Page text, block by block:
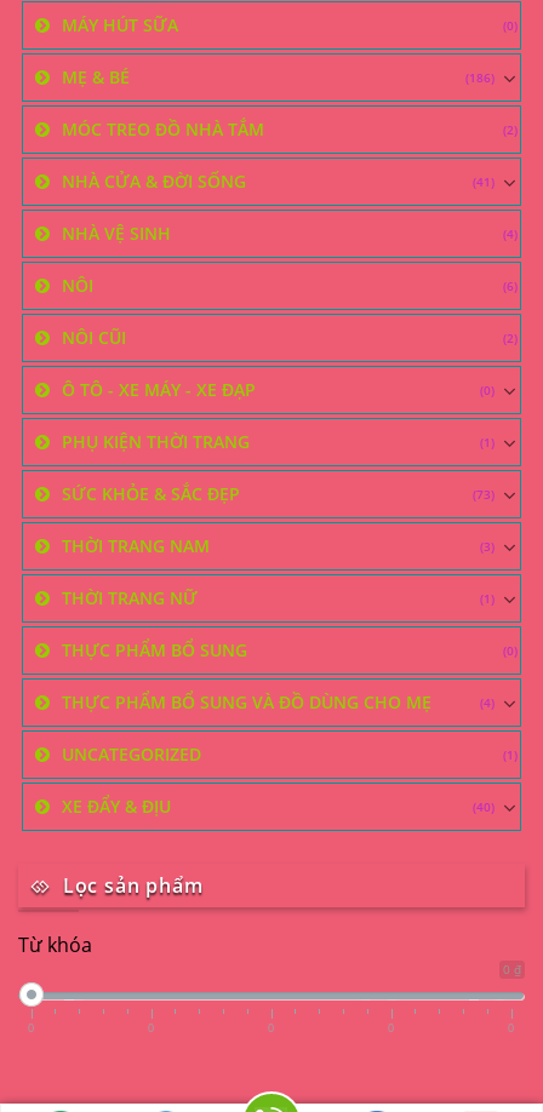
MÁY HÚT SỮA (0)
MẸ & BÉ (186)
MÓC TREO ĐỒ NHÀ TẮM (2)
NHÀ CỬA & ĐỜI SỐNG (41)
NHÀ VỆ SINH (4)
NÔI (6)
NÔI CŨI (2)
Ô TÔ - XE MÁY - XE ĐẠP (0)
PHỤ KIỆN THỜI TRANG (1)
SỨC KHỎE & SẮC ĐẸP (73)
THỜI TRANG NAM (3)
THỜI TRANG NỮ (1)
THỰC PHẨM BỔ SUNG (0)
THỰC PHẨM BỔ SUNG VÀ ĐỒ DÙNG CHO MẸ (4)
UNCATEGORIZED (1)
XE ĐẨY & ĐỊU (40)
Lọc sản phẩm
Từ khóa
0 ₫
0 0 0 0 0